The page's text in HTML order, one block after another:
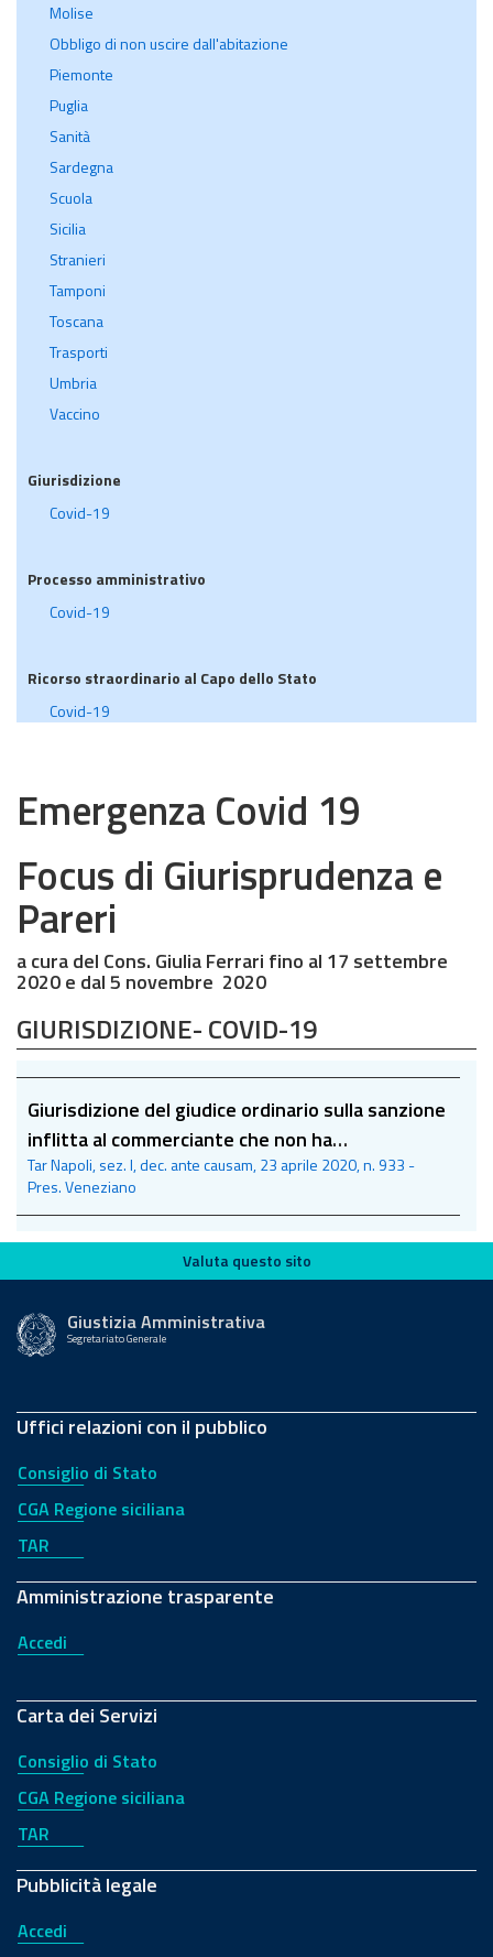
Molise
Obbligo di non uscire dall'abitazione
Piemonte
Puglia
Sanità
Sardegna
Scuola
Sicilia
Stranieri
Tamponi
Toscana
Trasporti
Umbria
Vaccino
Giurisdizione
Covid-19
Processo amministrativo
Covid-19
Ricorso straordinario al Capo dello Stato
Covid-19
Emergenza Covid 19
Focus di Giurisprudenza e
Pareri
a cura del Cons. Giulia Ferrari fino al 17 settembre
2020 e dal 5 novembre 2020
GIURISDIZIONE- COVID-19
Giurisdizione del giudice ordinario sulla sanzione
inflitta al commerciante che non ha
ottemperato all’ordine di chiusura del panificio
per l’emergenza Covid-19
Tar Napoli, sez. I, dec. ante causam, 23 aprile 2020, n. 933 -
Pres. Veneziano
Valuta questo sito
Valuta questo sito
Giustizia Amministrativa
Segretariato Generale
Uffici relazioni con il pubblico
Consiglio di Stato
CGA Regione siciliana
TAR
Amministrazione trasparente
Accedi
Carta dei Servizi
Consiglio di Stato
CGA Regione siciliana
TAR
Pubblicità legale
Accedi